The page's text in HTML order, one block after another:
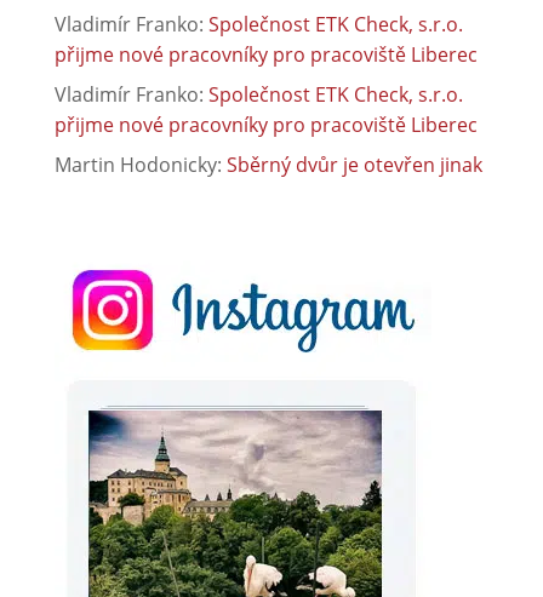
Vladimír Franko: Společnost ETK Check, s.r.o.
přijme nové pracovníky pro pracoviště Liberec
Vladimír Franko: Společnost ETK Check, s.r.o.
přijme nové pracovníky pro pracoviště Liberec
Martin Hodonicky: Sběrný dvůr je otevřen jinak